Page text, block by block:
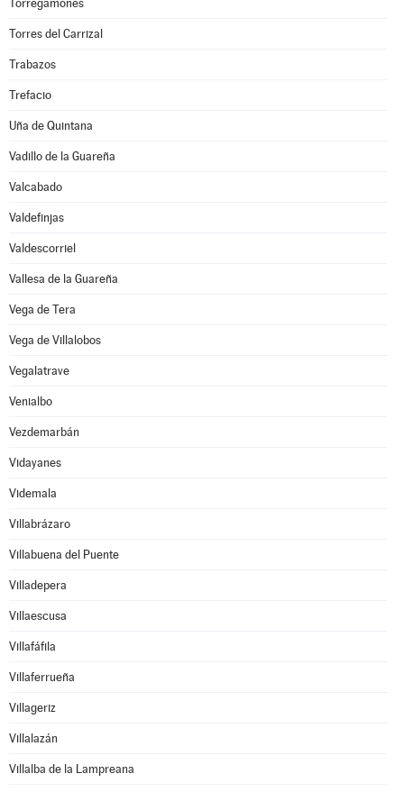
Torregamones
Torres del Carrizal
Trabazos
Trefacio
Uña de Quintana
Vadillo de la Guareña
Valcabado
Valdefinjas
Valdescorriel
Vallesa de la Guareña
Vega de Tera
Vega de Villalobos
Vegalatrave
Venialbo
Vezdemarbán
Vidayanes
Videmala
Villabrázaro
Villabuena del Puente
Villadepera
Villaescusa
Villafáfila
Villaferrueña
Villageriz
Villalazán
Villalba de la Lampreana